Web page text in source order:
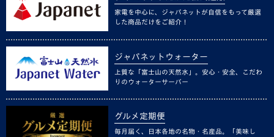
家電を中心に、ジャパネットが自信をもって厳選
した商品だけをご紹介！
ジャパネットウォーター
上質な「富士山の天然水」。安心・安全、こだわ
りのウォーターサーバー
グルメ定期便
毎月届く、日本各地の名物・名産品。「美味し